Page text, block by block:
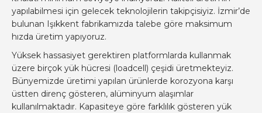
yapılabilmesi için gelecek teknolojilerin takipçisiyiz. İzmir’de
bulunan Işıkkent fabrikamızda talebe göre maksimum
hızda üretim yapıyoruz.
Yüksek hassasiyet gerektiren platformlarda kullanmak
üzere birçok yük hücresi (loadcell) çeşidi üretmekteyiz.
Bünyemizde üretimi yapılan ürünlerde korozyona karşı
üstten direnç gösteren, alüminyum alaşımlar
kullanılmaktadır. Kapasiteye göre farklılık gösteren yük